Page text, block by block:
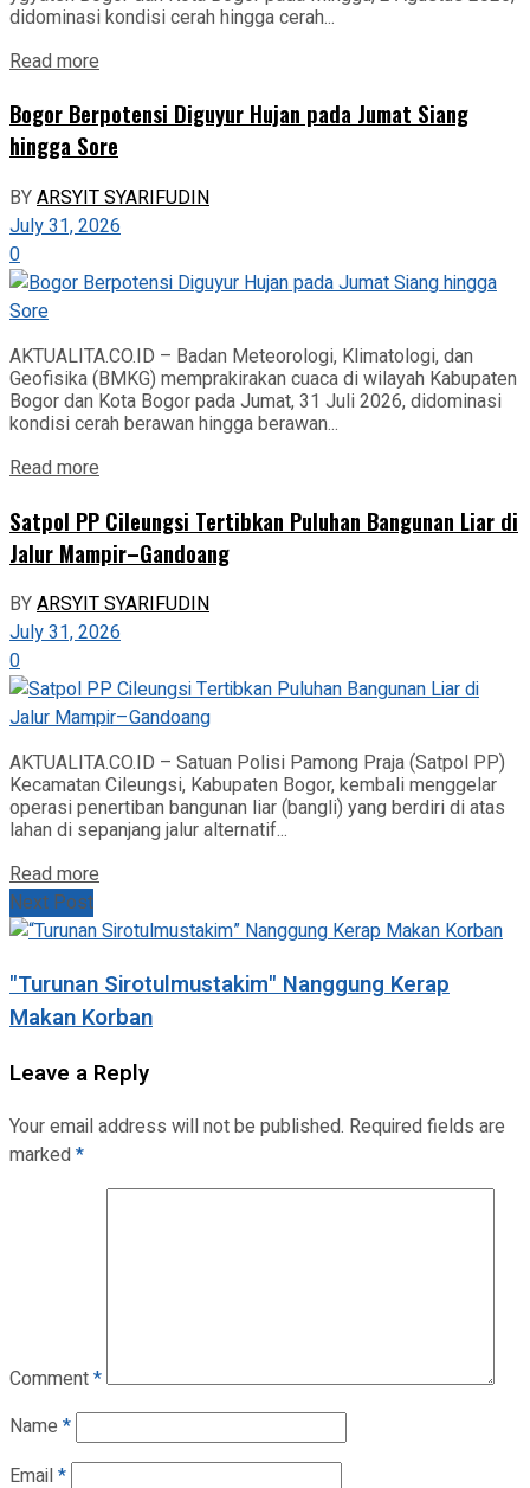
didominasi kondisi cerah hingga cerah...
Read more
Bogor Berpotensi Diguyur Hujan pada Jumat Siang
hingga Sore
BYARSYIT SYARIFUDIN
July 31, 2026
0
AKTUALITA.CO.ID – Badan Meteorologi, Klimatologi, dan
Geofisika (BMKG) memprakirakan cuaca di wilayah Kabupaten
Bogor dan Kota Bogor pada Jumat, 31 Juli 2026, didominasi
kondisi cerah berawan hingga berawan...
Read more
Satpol PP Cileungsi Tertibkan Puluhan Bangunan Liar di
Jalur Mampir–Gandoang
BYARSYIT SYARIFUDIN
July 31, 2026
0
AKTUALITA.CO.ID – Satuan Polisi Pamong Praja (Satpol PP)
Kecamatan Cileungsi, Kabupaten Bogor, kembali menggelar
operasi penertiban bangunan liar (bangli) yang berdiri di atas
lahan di sepanjang jalur alternatif...
Read more
Next Post
"Turunan Sirotulmustakim" Nanggung Kerap
Makan Korban
Leave a Reply
Your email address will not be published. Required fields are
marked*
Comment*
Name *
Email*